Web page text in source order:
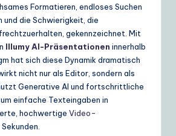
Formatieren, endloses Suchen
und die Schwierigkeit, die
gekennzeichnet. Mit
Illumy AI-Präsentationen innerhalb
hat sich diese Dynamik dramatisch
nicht nur als Editor, sondern als
Generative AI und fortschrittliche
einfache Texteingaben in
hochwertige Video-
Sekunden.